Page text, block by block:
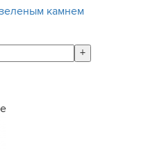
камнем
+